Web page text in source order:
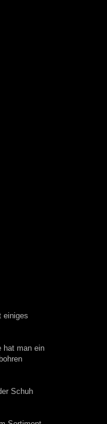
einiges
hat man ein
Schuh